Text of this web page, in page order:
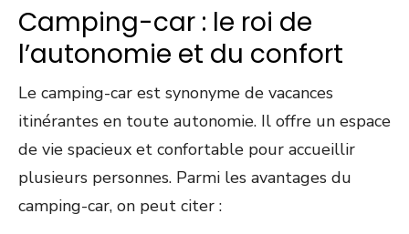
Camping-car : le roi de
l’autonomie et du confort
Le camping-car est synonyme de vacances
itinérantes en toute autonomie. Il offre un espace
de vie spacieux et confortable pour accueillir
plusieurs personnes. Parmi les avantages du
camping-car, on peut citer :